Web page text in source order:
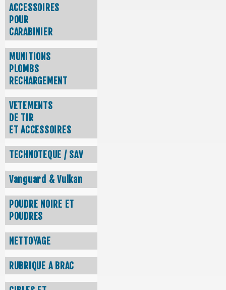
ACCESSOIRES
POUR
CARABINIER
MUNITIONS
PLOMBS
RECHARGEMENT
VETEMENTS
DE TIR
ET ACCESSOIRES
TECHNOTEQUE / SAV
Vanguard & Vulkan
POUDRE NOIRE ET
POUDRES
NETTOYAGE
RUBRIQUE A BRAC